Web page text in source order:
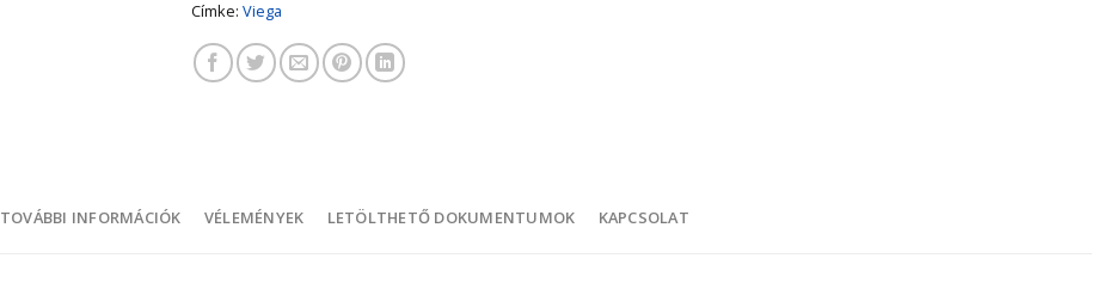
Címke: Viega
TOVÁBBI INFORMÁCIÓK VÉLEMÉNYEK LETÖLTHETŐ DOKUMENTUMOK KAPCSOLAT